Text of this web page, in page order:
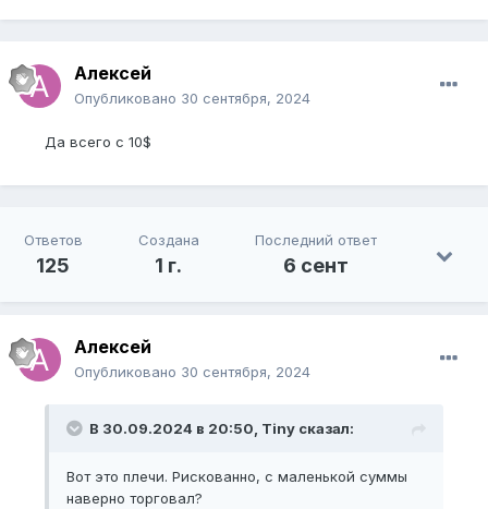
Алексей
Опубликовано 30 сентября, 2024
Да всего с 10$
Ответов
125
Создана
1 г.
Последний ответ
6 сент
Алексей
Опубликовано 30 сентября, 2024
В 30.09.2024 в 20:50, Tiny сказал:
Вот это плечи. Рискованно, с маленькой суммы
наверно торговал?